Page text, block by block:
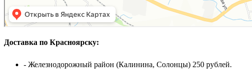
Доставка по Красноярску:
- Железнодорожный район (Калинина, Солонцы) 250 рублей.